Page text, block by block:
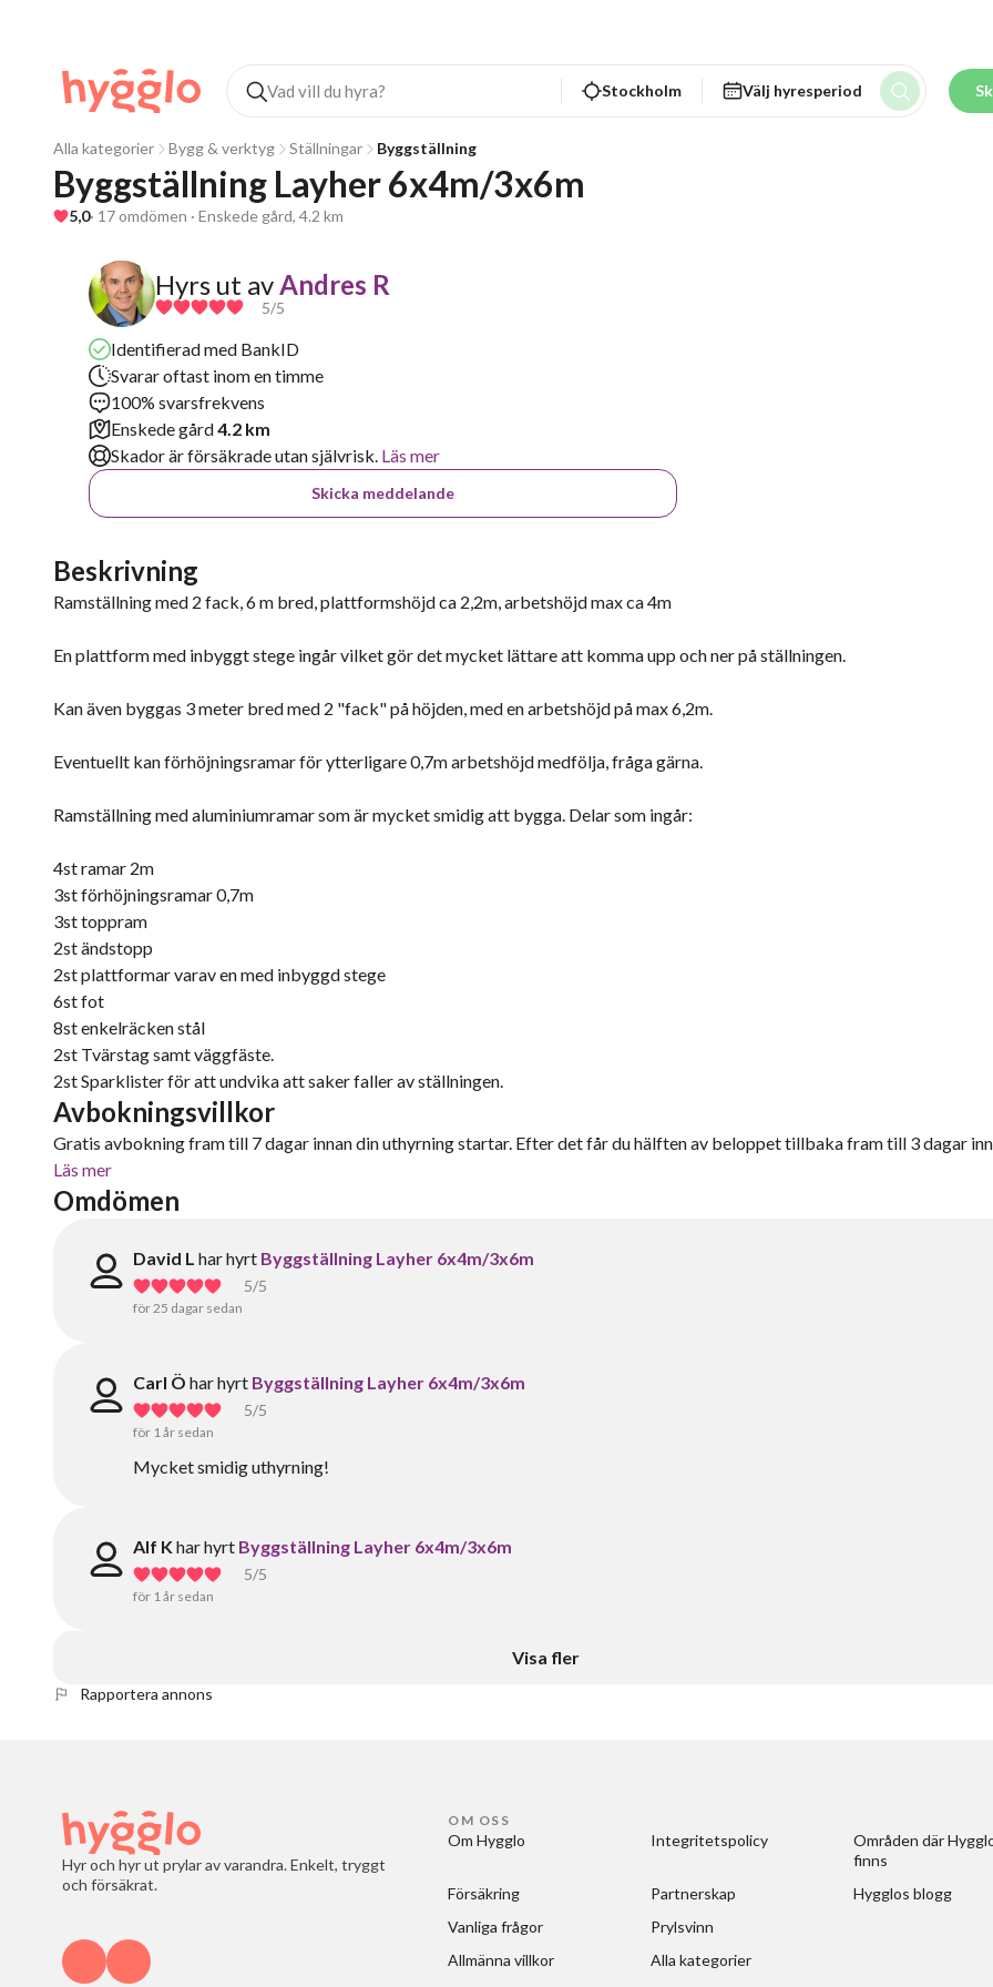
Stockholm Välj hyresperiod
Alla kategorier Bygg & verktyg Ställningar Byggställning
Byggställning Layher 6x4m/3x6m
5,0· 17 omdömen · Enskede gård, 4.2 km
Hyrs ut av Andres R
5/5
Identifierad med BankID
Svarar oftast inom en timme
100% svarsfrekvens
Enskede gård4.2 km
Skador är försäkrade utan självrisk. Läs mer
Skicka meddelande
Beskrivning
Ramställning med 2 fack, 6 m bred, plattformshöjd ca 2,2m, arbetshöjd max ca 4m
En plattform med inbyggt stege ingår vilket gör det mycket lättare att komma upp och ner på ställningen.
Kan även byggas 3 meter bred med 2 "fack" på höjden, med en arbetshöjd på max 6,2m.
Eventuellt kan förhöjningsramar för ytterligare 0,7m arbetshöjd medfölja, fråga gärna.
Ramställning med aluminiumramar som är mycket smidig att bygga. Delar som ingår:
4st ramar 2m
3st förhöjningsramar 0,7m
3st toppram
2st ändstopp
2st plattformar varav en med inbyggd stege
6st fot
8st enkelräcken stål
2st Tvärstag samt väggfäste.
2st Sparklister för att undvika att saker faller av ställningen.
Avbokningsvillkor
Gratis avbokning fram till 7 dagar innan din uthyrning startar. Efter det får du hälften av beloppet tillbaka fram till 3 dagar
Läs mer
Omdömen
David L har hyrt Byggställning Layher 6x4m/3x6m
5/5
för 25 dagar sedan
Carl Ö har hyrt Byggställning Layher 6x4m/3x6m
5/5
för 1 år sedan
Mycket smidig uthyrning!
Alf K har hyrt Byggställning Layher 6x4m/3x6m
5/5
för 1 år sedan
Visa fler
Rapportera annons
Hyr och hyr ut prylar av varandra. Enkelt, tryggt
och försäkrat.
OM OSS
Om Hygglo
Försäkring
Vanliga frågor
Allmänna villkor
Integritetspolicy
Partnerskap
Prylsvinn
Alla kategorier
Områden där
finns
Hygglos blogg